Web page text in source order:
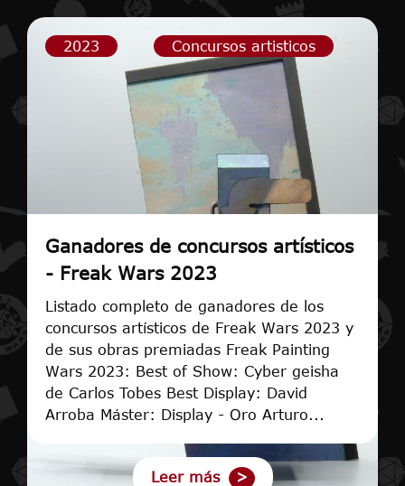
2023 Concursos artisticos
Ganadores de concursos artísticos
- Freak Wars 2023
Listado completo de ganadores de los
concursos artísticos de Freak Wars 2023 y
de sus obras premiadas Freak Painting
Wars 2023: Best of Show: Cyber geisha
de Carlos Tobes Best Display: David
Arroba Máster: Display - Oro Arturo...
Leer más